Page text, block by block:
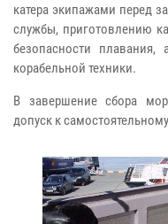
катера экипажами перед
службы, приготовлению
безопасности плавания,
корабельной техники.
В завершение сбора
допуск к